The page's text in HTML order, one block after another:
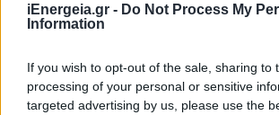
iEnergeia.gr - Do Not Process My
Information
If you wish to opt-out of the sale, sharing to
processing of your personal or sensitive
targeted advertising by us, please use the